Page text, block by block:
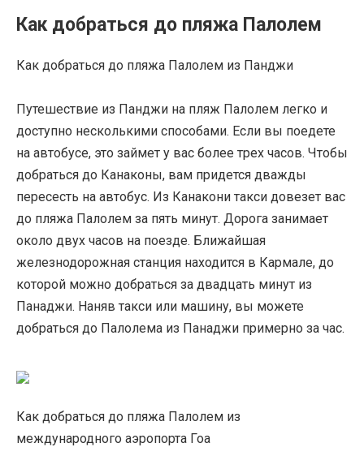
Как добраться до пляжа Палолем
Как добраться до пляжа Палолем из Панджи
Путешествие из Панджи на пляж Палолем легко и
доступно несколькими способами. Если вы поедете
на автобусе, это займет у вас более трех часов. Чтобы
добраться до Канаконы, вам придется дважды
пересесть на автобус. Из Канакони такси довезет вас
до пляжа Палолем за пять минут. Дорога занимает
около двух часов на поезде. Ближайшая
железнодорожная станция находится в Кармале, до
которой можно добраться за двадцать минут из
Панаджи. Наняв такси или машину, вы можете
добраться до Палолема из Панаджи примерно за час.
Как добраться до пляжа Палолем из
международного аэропорта Гоа